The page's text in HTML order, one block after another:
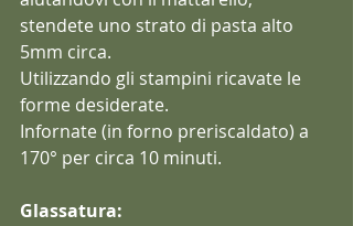
stendete uno strato di pasta alto
5mm circa.
Utilizzando gli stampini ricavate le
forme desiderate.
Infornate (in forno preriscaldato) a
170° per circa 10 minuti.
Glassatura: